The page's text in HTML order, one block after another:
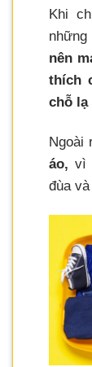
Khi
nên
thích
chỗ lạ
Ngoài
áo, vì
đùa